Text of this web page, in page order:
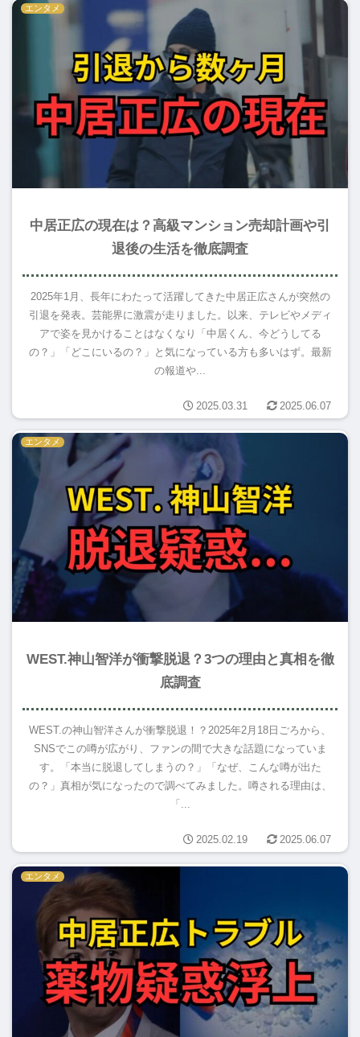
エンタメ
中居正広の現在は？高級マンション売却計画や引
退後の生活を徹底調査
2025年1月、長年にわたって活躍してきた中居正広さんが突然の
引退を発表。芸能界に激震が走りました。以来、テレビやメディ
アで姿を見かけることはなくなり「中居くん、今どうしてる
の？」「どこにいるの？」と気になっている方も多いはず。最新
の報道や...
2025.03.31 2025.06.07
エンタメ
WEST.神山智洋が衝撃脱退？3つの理由と真相を徹
底調査
WEST.の神山智洋さんが衝撃脱退！？2025年2月18日ごろから、
SNSでこの噂が広がり、ファンの間で大きな話題になっていま
す。「本当に脱退してしまうの？」「なぜ、こんな噂が出た
の？」真相が気になったので調べてみました。噂される理由は、
「...
2025.02.19 2025.06.07
エンタメ